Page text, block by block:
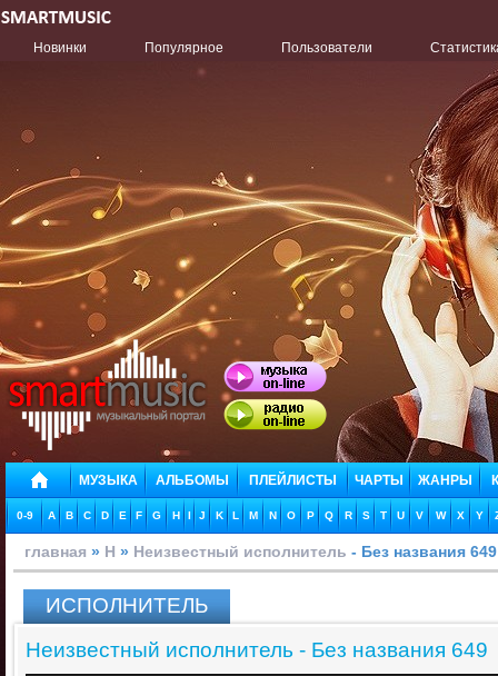
Новинки Популярное Пользователи
МУЗЫКА АЛЬБОМЫ ПЛЕЙЛИСТЫ ЧАРТЫ ЖАНРЫ
0-9 A B C D E F G H I J K L M N O P Q R S T U V W X Y
главная » Н » Неизвестный исполнитель - Без названия 649
ИСПОЛНИТЕЛЬ
Неизвестный исполнитель - Без названия 649